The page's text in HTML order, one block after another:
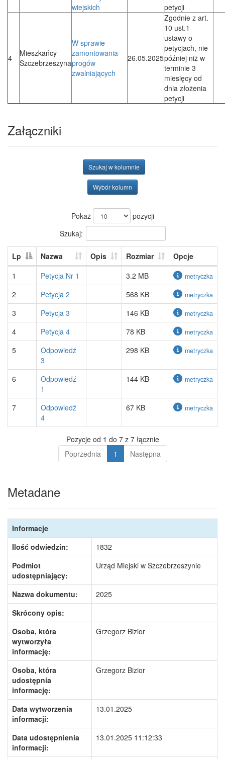
wiejskich
petycji
4
Mieszkańcy
Szczebrzeszyna
W sprawie
zamontowania
progów
zwalniających
26.05.2025
Zgodnie z art.
10 ust.1
ustawy o
petycjach, nie
później niż w
terminie 3
miesięcy od
dnia złożenia
petycji
Załączniki
Szukaj w kolumnie
Wybór kolumn
Pokaż
pozycji
Szukaj:
Lp Nazwa Opis Rozmiar
Opcje
1
Petycja Nr 1 3.2 MB metryczka
2 Petycja 2 568 KB metryczka
3 Petycja 3 146 KB metryczka
4 Petycja 4 78 KB metryczka
5
Odpowiedź
3
298 KB metryczka
6
Odpowiedź
1
144 KB metryczka
7
Odpowiedź
4
67 KB metryczka
Pozycje od 1 do 7 z 7 łącznie
Poprzednia
1 Następna
Metadane
Informacje
Ilość odwiedzin:
1832
Podmiot
udostępniający:
Urząd Miejski w Szczebrzeszynie
Nazwa dokumentu:
2025
Skrócony opis:
Osoba, która
wytworzyła
informację:
Grzegorz Bizior
Osoba, która
udostępnia
informację:
Grzegorz Bizior
Data wytworzenia
informacji:
13.01.2025
Data udostępnienia
informacji:
13.01.2025 11:12:33